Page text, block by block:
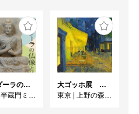
ガンダーラの仏像と仏伝ー釈尊のすがたー
半蔵門ミュージアム
大ゴッホ展 夜のカフェテラス
東京
上野の森美術館